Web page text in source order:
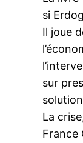
si
Il joue
sur
La
France